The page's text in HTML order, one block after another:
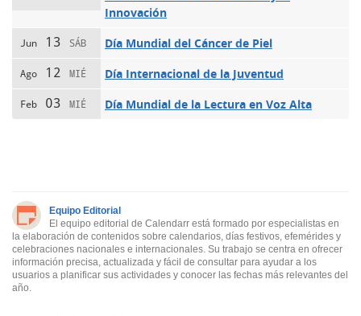
Innovación
Jun 13 SÁB Día Mundial del Cáncer de Piel
Ago 12 MIÉ Día Internacional de la Juventud
Feb 03 MIÉ Día Mundial de la Lectura en Voz Alta
Equipo Editorial
El equipo editorial de Calendarr está formado por especialistas en
la elaboración de contenidos sobre calendarios, días festivos, efemérides y
celebraciones nacionales e internacionales. Su trabajo se centra en ofrecer
información precisa, actualizada y fácil de consultar para ayudar a los
usuarios a planificar sus actividades y conocer las fechas más relevantes del
año.